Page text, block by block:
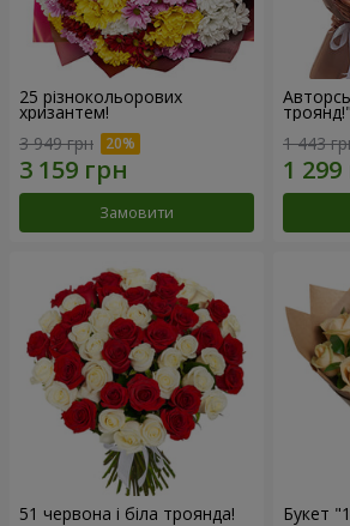
25 різнокольорових
хризантем!
3 949 грн
Замовити
троянд!"
1 443
51 червона і біла троянда! Букет